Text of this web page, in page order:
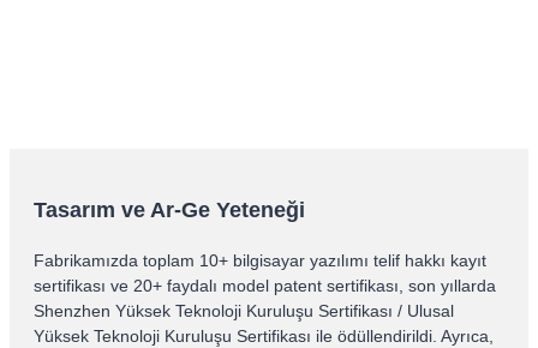
Tasarım ve Ar-Ge Yeteneği
Fabrikamızda toplam 10+ bilgisayar yazılımı telif hakkı kayıt
sertifikası ve 20+ faydalı model patent sertifikası, son yıllarda
Shenzhen Yüksek Teknoloji Kuruluşu Sertifikası / Ulusal
Yüksek Teknoloji Kuruluşu Sertifikası ile ödüllendirildi. Ayrıca,